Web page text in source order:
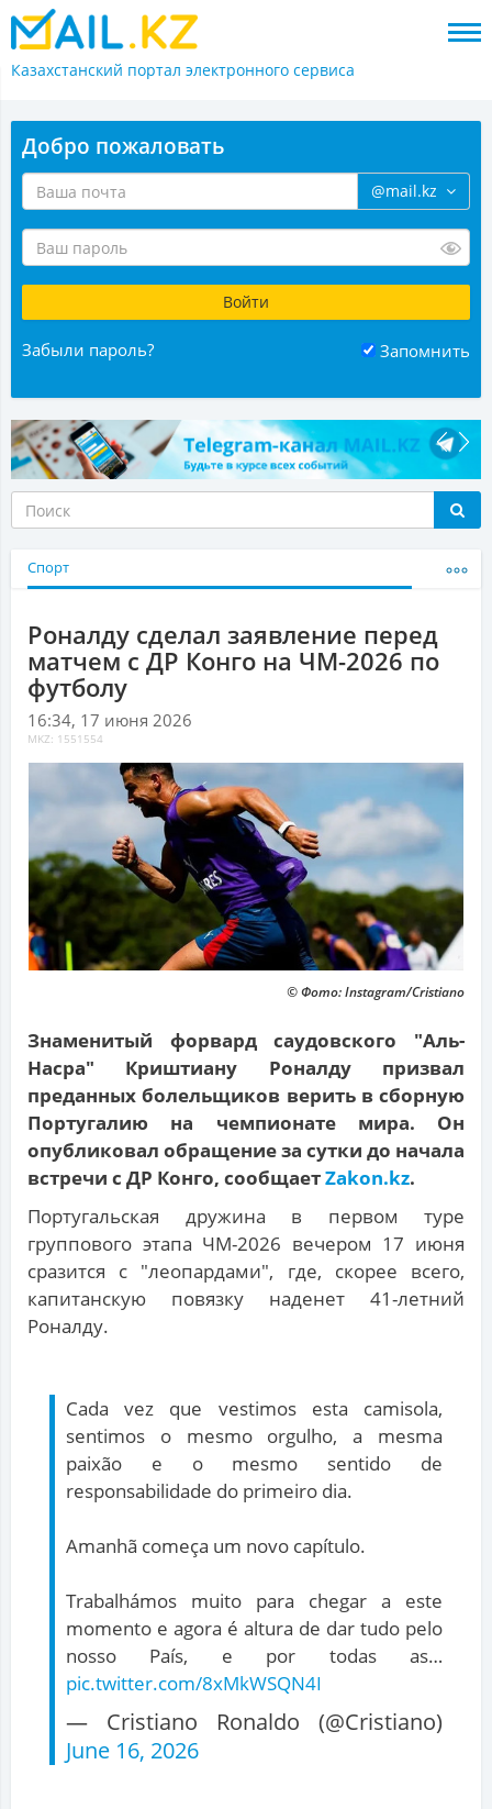
Казахстанский портал электронного сервиса
Добро пожаловать
@mail.kz
Забыли пароль? Запомнить
Спорт
Роналду сделал заявление перед
матчем с ДР Конго на ЧМ-2026 по
футболу
16:34, 17 июня 2026
MKZ: 1551554
© Фото: Instagram/Cristiano
Знаменитый форвард саудовского "Аль-
Насра" Криштиану Роналду призвал
преданных болельщиков верить в сборную
Португалию на чемпионате мира. Он
опубликовал обращение за сутки до начала
встречи с ДР Конго, сообщаетZakon.kz.
Португальская дружина в первом туре
группового этапа ЧМ-2026 вечером 17 июня
сразится с "леопардами", где, скорее всего,
капитанскую повязку наденет 41-летний
Роналду.
Cada vez que vestimos esta camisola,
sentimos o mesmo orgulho, a mesma
paixão e o mesmo sentido de
responsabilidade do primeiro dia.
Amanhã começa um novo capítulo.
Trabalhámos muito para chegar a este
momento e agora é altura de dar tudo pelo
nosso País, e por todas as…
pic.twitter.com/8xMkWSQN4I
— Cristiano Ronaldo (@Cristiano)
June 16, 2026